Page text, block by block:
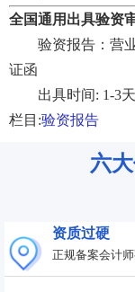
全国通用出具验资
验资报告：营业
证函
出具时间: 1-3天
栏目:验资报告
六
资质过硬
正规备案会计